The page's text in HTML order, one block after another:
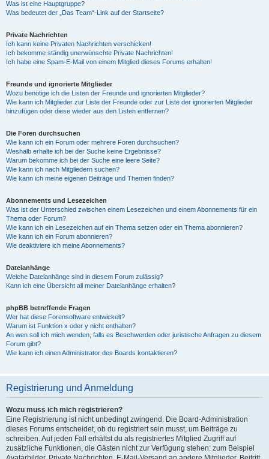
Was ist eine Hauptgruppe?
Was bedeutet der „Das Team“-Link auf der Startseite?
Private Nachrichten
Ich kann keine Privaten Nachrichten verschicken!
Ich bekomme ständig unerwünschte Private Nachrichten!
Ich habe eine Spam-E-Mail von einem Mitglied dieses Forums erhalten!
Freunde und ignorierte Mitglieder
Wozu benötige ich die Listen der Freunde und ignorierten Mitglieder?
Wie kann ich Mitglieder zur Liste der Freunde oder zur Liste der ignorierten Mitglieder
hinzufügen oder diese wieder aus den Listen entfernen?
Die Foren durchsuchen
Wie kann ich ein Forum oder mehrere Foren durchsuchen?
Weshalb erhalte ich bei der Suche keine Ergebnisse?
Warum bekomme ich bei der Suche eine leere Seite?
Wie kann ich nach Mitgliedern suchen?
Wie kann ich meine eigenen Beiträge und Themen finden?
Abonnements und Lesezeichen
Was ist der Unterschied zwischen einem Lesezeichen und einem Abonnements für ein
Thema oder Forum?
Wie kann ich ein Lesezeichen auf ein Thema setzen oder ein Thema abonnieren?
Wie kann ich ein Forum abonnieren?
Wie deaktiviere ich meine Abonnements?
Dateianhänge
Welche Dateianhänge sind in diesem Forum zulässig?
Kann ich eine Übersicht all meiner Dateianhänge erhalten?
phpBB betreffende Fragen
Wer hat diese Forensoftware entwickelt?
Warum ist Funktion x oder y nicht enthalten?
An wen soll ich mich wenden, falls es Beschwerden oder juristische Anfragen zu diesem
Forum gibt?
Wie kann ich einen Administrator des Boards kontaktieren?
Registrierung und Anmeldung
Wozu muss ich mich registrieren?
Eine Registrierung ist nicht unbedingt zwingend. Die Board-Administration
dieses Forums entscheidet, ob du registriert sein musst, um Beiträge zu
schreiben. Auf jeden Fall erhältst du als registriertes Mitglied Zugriff auf
zusätzliche Funktionen, die Gästen nicht zur Verfügung stehen: zum Beispiel